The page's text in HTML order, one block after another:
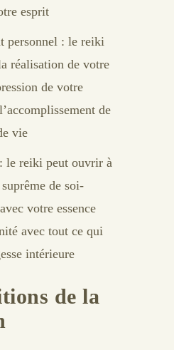
esprit
personnel : le reiki
réalisation de votre
de votre
de
vie
le reiki peut ouvrir à
de soi-
votre essence
avec tout ce qui
intérieure
de la